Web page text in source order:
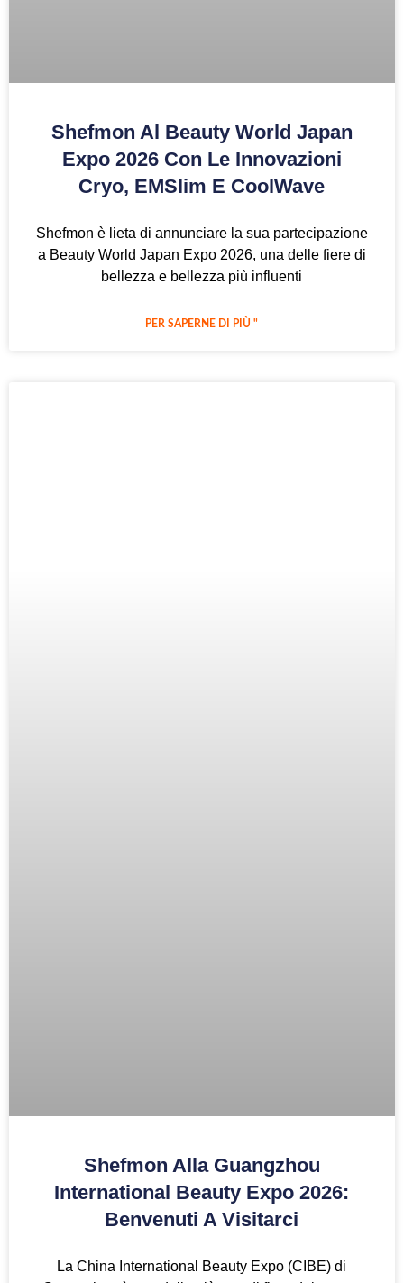
Shefmon Al Beauty World Japan
Expo 2026 Con Le Innovazioni
Cryo, EMSlim E CoolWave
Shefmon è lieta di annunciare la sua partecipazione
a Beauty World Japan Expo 2026, una delle fiere di
bellezza e bellezza più influenti
PER SAPERNE DI PIÙ "
Shefmon Alla Guangzhou
International Beauty Expo 2026:
Benvenuti A Visitarci
La China International Beauty Expo (CIBE) di